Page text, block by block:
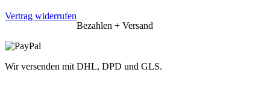
Vertrag widerrufen
Bezahlen + Versand
Wir versenden mit DHL, DPD und GLS.